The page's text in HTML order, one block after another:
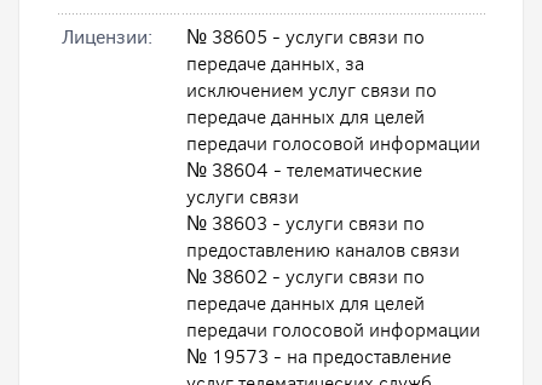
Лицензии:
№ 38605 - услуги связи по
передаче данных, за
исключением услуг связи по
передаче данных для целей
передачи голосовой информации
№ 38604 - телематические
услуги связи
№ 38603 - услуги связи по
предоставлению каналов связи
№ 38602 - услуги связи по
передаче данных для целей
передачи голосовой информации
№ 19573 - на предоставление